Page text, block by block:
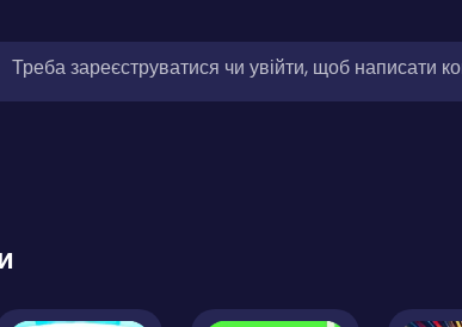
Треба зареєструватися чи увійти, щоб написати